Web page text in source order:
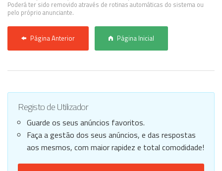
Poderá ter sido removido através de rotinas automáticas do sistema ou
pelo próprio anunciante.
Página Anterior Página Inicial
Registo de Utilizador
Guarde os seus anúncios favoritos.
Faça a gestão dos seus anúncios, e das respostas
aos mesmos, com maior rapidez e total comodidade!